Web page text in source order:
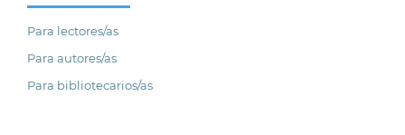
Para lectores/as
Para autores/as
Para bibliotecarios/as